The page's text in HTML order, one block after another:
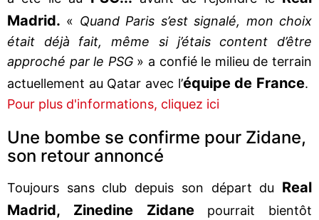
Madrid. « Quand Paris s’est signalé, mon choix
était déjà fait, même si j’étais content d’être
approché par le PSG» a confié le milieu de terrain
actuellement au Qatar avec l’équipe de France.
Pour plus d'informations, cliquez ici
Une bombe se confirme pour Zidane,
son retour annoncé
Toujours sans club depuis son départ du Real
Madrid, Zinedine Zidanepourrait bientôt